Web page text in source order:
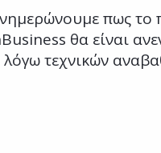
πως το
θα είναι
λόγω τεχνικών